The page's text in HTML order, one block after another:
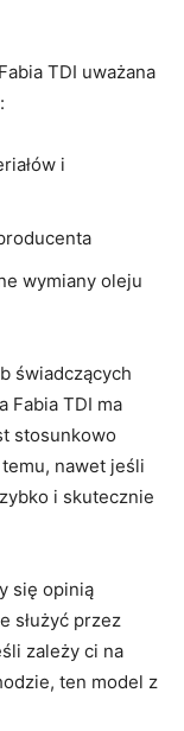
TDI uważana
i
wymiany oleju
świadczących⁣
Fabia⁢ TDI ma
stosunkowo
nawet jeśli
i skutecznie
się opinią
służyć przez
zależy ci na⁢
ten model z